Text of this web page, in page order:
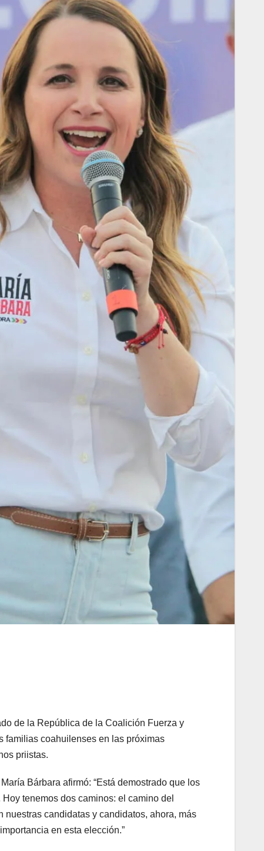
de la República de la Coalición Fuerza y
familias coahuilenses en las próximas
priistas.
Bárbara afirmó: “Está demostrado que los
tenemos dos caminos: el camino del
candidatas y candidatos, ahora, más
en esta elección.”